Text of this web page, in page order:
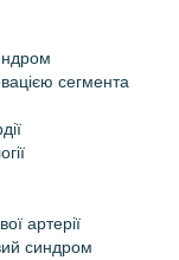
сегмента
артерії
синдром